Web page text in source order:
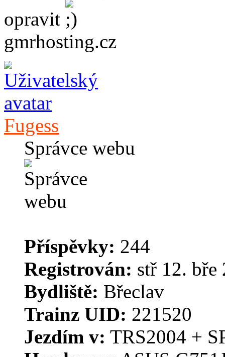
opravit
gmrhosting.cz
Fugess
Správce webu
Příspěvky: 244
Registrován: stř 12. bře
Bydliště: Břeclav
Trainz UID: 221520
Jezdím v: TRS2004 +